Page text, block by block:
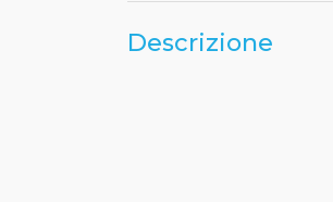
Descrizione